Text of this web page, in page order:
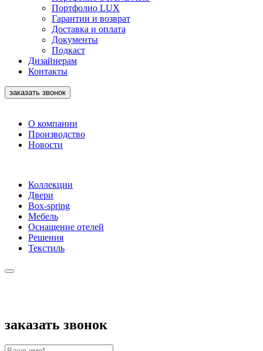
Портфолио LUX
Гарантии и возврат
Доставка и оплата
Документы
Подкаст
Дизайнерам
Контакты
заказать звонок
О компании
Производство
Новости
Коллекции
Двери
Box-spring
Мебель
Оснащение отелей
Решения
Текстиль
заказать звонок